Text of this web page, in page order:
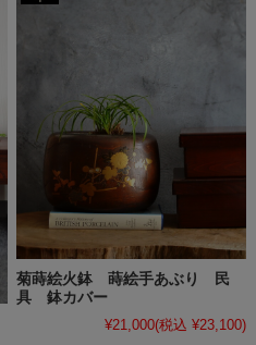
菊蒔絵火鉢 蒔絵手あぶり 民
具 鉢カバー
¥21,000(税込 ¥23,100)